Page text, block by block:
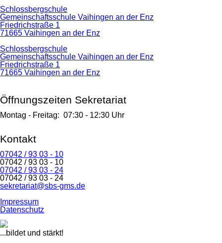
Schlossbergschule
Gemeinschaftsschule Vaihingen an der Enz
Friedrichstraße 1
71665 Vaihingen an der Enz
Schlossbergschule
Gemeinschaftsschule Vaihingen an der Enz
Friedrichstraße 1
71665 Vaihingen an der Enz
Öffnungszeiten Sekretariat
Montag - Freitag: 07:30 - 12:30 Uhr
Kontakt
07042 / 93 03 - 10
07042 / 93 03 - 10
07042 / 93 03 - 24
07042 / 93 03 - 24
sekretariat@sbs-gms.de
Navigation
überspringen
Impressum
Datenschutz
...bildet und stärkt!